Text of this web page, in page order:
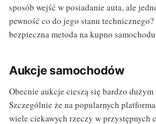
sposób wejść w posiadanie auta, ale
pewność co do jego stanu
bezpieczna metoda na kupno
Aukcje samochodów
Obecnie aukcje cieszą się bardzo dużym
Szczególnie że na popularnych
wiele ciekawych rzeczy w przystępnych